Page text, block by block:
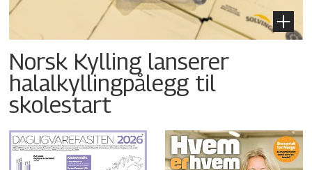
Norsk Kylling lanserer
halalkyllingpålegg til
skolestart